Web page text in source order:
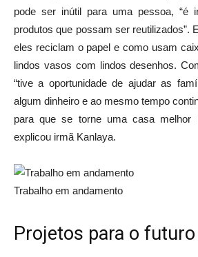
pode ser inútil para uma pessoa, “é
produtos que possam ser reutilizados”.
eles reciclam o papel e como usam
lindos vasos com lindos desenhos.
“tive a oportunidade de ajudar as
algum dinheiro e ao mesmo tempo
para que se torne uma casa melhor
explicou irmã Kanlaya.
Trabalho em andamento
Projetos para o futuro